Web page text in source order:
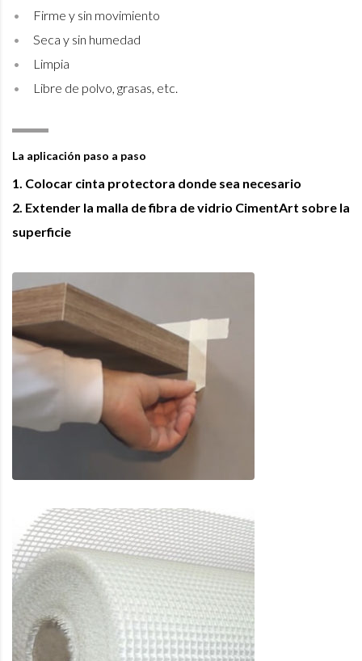
Firme y sin movimiento
Seca y sin humedad
Limpia
Libre de polvo, grasas, etc.
La aplicación paso a paso
1. Colocar cinta protectora donde sea necesario
2. Extender la malla de fibra de vidrio CimentArt sobre la
superficie